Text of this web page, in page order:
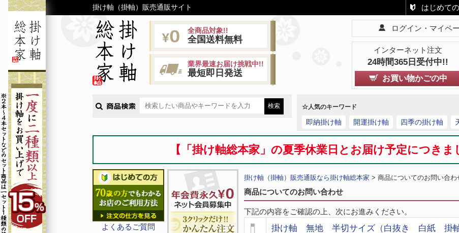
掛け軸（掛軸）販売通販サイト はじめて
全商品対象!!
全国送料無料
業界最速お届け挑戦中!!
最短即日発送
ログイン・マイペ
インターネット注文
24時間365日受付中!!
お買い物かごの中
☆人気のキーワード
即納掛け軸 開運掛け軸 四季の掛け軸
【「掛け軸総本家」の夏季休業日とお届け予定につき
よくあるご質問
掛け軸（掛軸）販売通販なら掛け軸総本家 > 商品についてのお問い合わ
商品についてのお問い合わせ
下記の内容をご確認の上、次にお進みください。
掛け軸 無地 半切サイズ（白抜き 白紙 掛軸